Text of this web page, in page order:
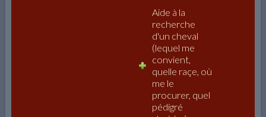
Aide à la
recherche
d'un cheval
(lequel me
convient,
quelle raçe, où
me le
procurer, quel
pédigré